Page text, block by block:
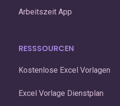
Arbeitszeit App
RESSSOURCEN
Kostenlose Excel Vorlagen
Excel Vorlage Dienstplan